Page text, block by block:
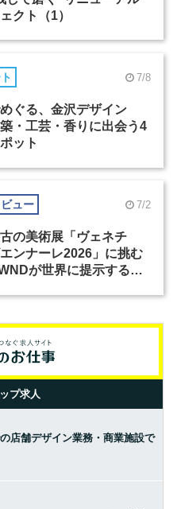
クト（1）
7/8
ぐる、金沢デザイン
・工芸・香りに出会う4
ット
ュー 7/2
の美術展「ヴェネチ
ンナーレ2026」に挑む
が世界に提示する美
プ求人
店舗デザイン業務・商業施設で